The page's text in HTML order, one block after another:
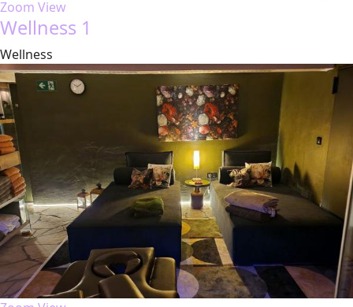
Zoom View
Wellness 1
Wellness